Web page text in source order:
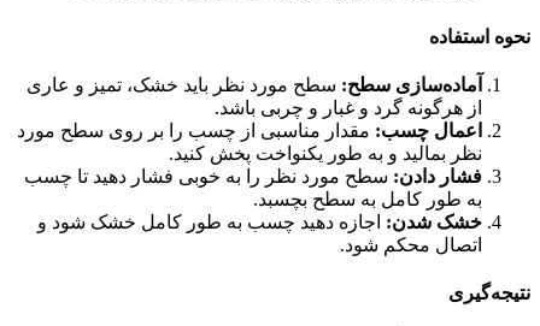
نحوه استفاده
آماده‌سازی سطح: سطح مورد نظر باید خشک، تمیز و عاری
از هرگونه گرد و غبار و چربی باشد.
اعمال چسب: مقدار مناسبی از چسب را بر روی سطح مورد
نظر بمالید و به طور یکنواخت پخش کنید.
فشار دادن: سطح مورد نظر را به خوبی فشار دهید تا چسب
به طور کامل به سطح بچسبد.
خشک شدن: اجازه دهید چسب به طور کامل خشک شود و
اتصال محکم شود.
نتیجه‌گیری